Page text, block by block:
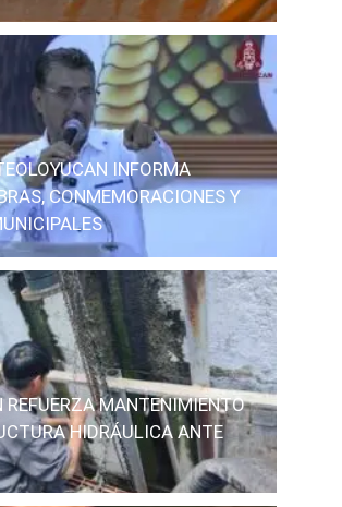
INFORMA
CONMEMORACIONES Y
MANTENIMIENTO
HIDRÁULICA ANTE